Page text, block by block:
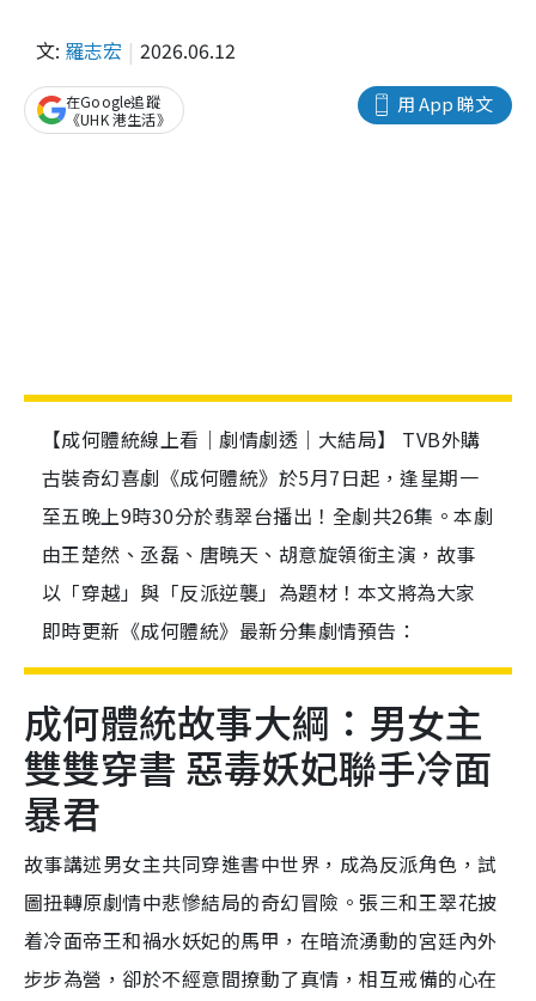
文: 羅志宏 2026.06.12
用 App 睇文
在Google追蹤
《UHK 港生活》
【成何體統線上看｜劇情劇透｜大結局】 TVB外購
古裝奇幻喜劇《成何體統》於5月7日起，逢星期一
至五晚上9時30分於翡翠台播出！全劇共26集。本劇
由王楚然、丞磊、唐曉天、胡意旋領銜主演，故事
以「穿越」與「反派逆襲」為題材！本文將為大家
即時更新《成何體統》最新分集劇情預告：
成何體統故事大綱：男女主
雙雙穿書 惡毒妖妃聯手冷面
暴君
故事講述男女主共同穿進書中世界，成為反派角色，試
圖扭轉原劇情中悲慘結局的奇幻冒險。張三和王翠花披
着冷面帝王和禍水妖妃的馬甲，在暗流湧動的宮廷內外
步步為營，卻於不經意間撩動了真情，相互戒備的心在